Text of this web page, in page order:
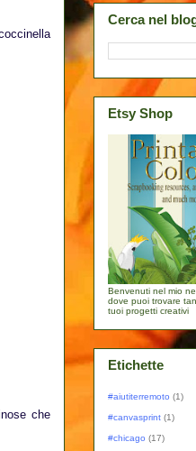
che
Cerca nel
Etsy Shop
Benvenuti nel mio
dove puoi trovare
tuoi progetti creativi
Etichette
#aiutiterremoto (1)
#canvasprint (1)
#chicago (17)